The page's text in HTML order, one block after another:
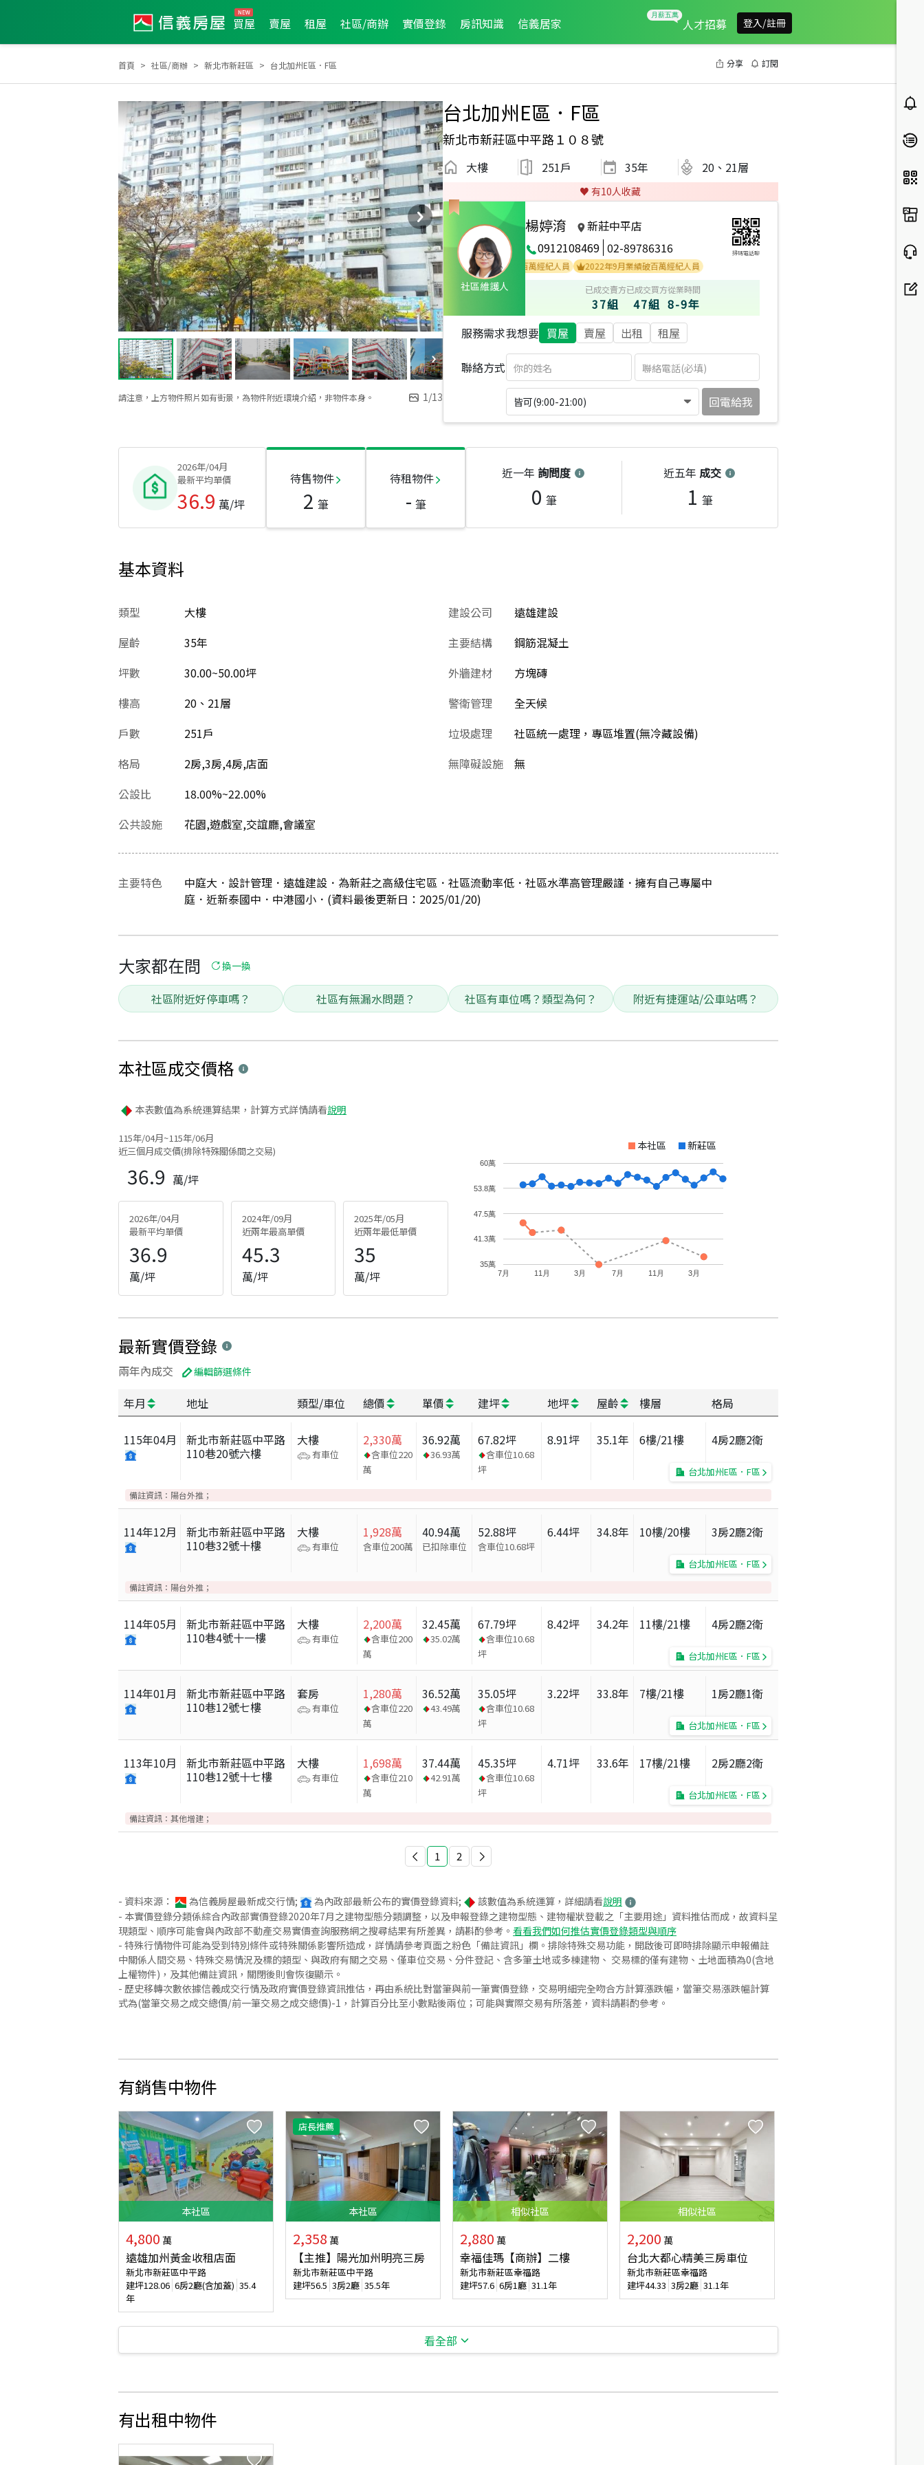
買屋 賣屋 租屋 社區/商辦 實價登錄 房訊知識 信義居家 人才招募 登入/註冊
首頁 社區/商辦 新北市新莊區 台北加州E區．F區 分享 訂閱
請注意，上方物件照片如有街景，為物件附近環境介紹，非物件本身。 1/13
台北加州E區．F區
新北市新莊區中平路１０８號
大樓 251戶 35年 20、21層
♥️ 有10人收藏
社區維護人
楊婷淯
新莊中平店
0912108469 02-89786316 掃碼電話聊
2022年9月區成件TOP1 2021年5月區成件TOP2 2021年4月區成件TOP2 2023年7月業績破百萬經紀人員
2022年9月業績破百萬經紀人員
已成交賣方
37組
已成交買方
47組
從業時間
8-9年
服務需求我想要 買屋 賣屋 出租 租屋
聯絡方式
皆可(9:00-21:00) 回電給我
2026年/04月
最新平均單價
36.9 萬/坪
待售物件
2 筆
待租物件
- 筆
近一年 詢問度
0 筆
近五年 成交
1 筆
基本資料
類型
大樓
屋齡
35年
坪數
30.00~50.00坪
樓高
20、21層
戶數
251戶
格局
2房,3房,4房,店面
公設比
18.00%~22.00%
建設公司
遠雄建設
主要結構
鋼筋混凝土
外牆建材
方塊磚
警衛管理
全天候
垃圾處理
社區統一處理，專區堆置(無冷藏設備)
無障礙設施
無
公共設施 花園,遊戲室,交誼廳,會議室
主要特色
中庭大．設計管理．遠雄建設．為新莊之高級住宅區．社區流動率低．社區水準高管理嚴謹．擁有自己專屬中
庭．近新泰國中．中港國小．(資料最後更新日：2025/01/20)
大家都在問 換一換
社區附近好停車嗎？ 社區有無漏水問題？ 社區有車位嗎？類型為何？ 附近有捷運站/公車站嗎？
本社區成交價格
本表數值為系統運算結果，計算方式詳情請看說明
115年/04月~115年/06月
近三個月成交價(排除特殊關係間之交易)
36.9 萬/坪
2026年/04月
最新平均單價
36.9
萬/坪
2024年/09月
近兩年最高單價
45.3
萬/坪
2025年/05月
近兩年最低單價
35
萬/坪
本社區 新莊區
7月 11月 3月 7月 11月 3月
35萬
41.3萬
47.5萬
53.8萬
60萬
最新實價登錄
兩年內成交 編輯篩選條件
年月 地址 類型/車位 總價 單價 建坪 地坪 屋齡 樓層 格局
115年04月
新北市新莊區中平路
110巷20號六樓
大樓
有車位
2,330萬
含車位220
萬
36.92萬
36.93萬
67.82坪
含車位10.68
坪
8.91坪 35.1年 6樓/21樓 4房2廳2衛
台北加州E區．F區
備註資訊： 陽台外推；
114年12月
新北市新莊區中平路
110巷32號十樓
大樓
有車位
1,928萬
含車位200萬
40.94萬
已扣除車位
52.88坪
含車位10.68坪
6.44坪 34.8年 10樓/20樓 3房2廳2衛
台北加州E區．F區
備註資訊： 陽台外推；
114年05月
新北市新莊區中平路
110巷4號十一樓
大樓
有車位
2,200萬
含車位200
萬
32.45萬
35.02萬
67.79坪
含車位10.68
坪
8.42坪 34.2年 11樓/21樓 4房2廳2衛
台北加州E區．F區
114年01月
新北市新莊區中平路
110巷12號七樓
套房
有車位
1,280萬
含車位220
萬
36.52萬
43.49萬
35.05坪
含車位10.68
坪
3.22坪 33.8年 7樓/21樓 1房2廳1衛
台北加州E區．F區
113年10月
新北市新莊區中平路
110巷12號十七樓
大樓
有車位
1,698萬
含車位210
萬
37.44萬
42.91萬
45.35坪
含車位10.68
坪
4.71坪 33.6年 17樓/21樓 2房2廳2衛
台北加州E區．F區
備註資訊： 其他增建；
1 2
- 資料來源： 為信義房屋最新成交行情; 為內政部最新公布的實價登錄資料; 該數值為系統運算，詳細請看說明
- 本實價登錄分類係綜合內政部實價登錄2020年7月之建物型態分類調整，以及申報登錄之建物型態、建物權狀登載之「主要用途」資料推估而成，故資料呈
現類型、順序可能會與內政部不動產交易實價查詢服務網之搜尋結果有所差異，請斟酌參考。 看看我們如何推估實價登錄類型與順序
- 特殊行情物件可能為受到特別條件或特殊關係影響所造成，詳情請參考頁面之粉色「備註資訊」欄。排除特殊交易功能，開啟後可即時排除顯示申報備註
中關係人間交易、特殊交易情況及標的類型、與政府有關之交易、僅車位交易、分件登記、含多筆土地或多棟建物、 交易標的僅有建物、土地面積為0(含地
上權物件)，及其他備註資訊，關閉後則會恢復顯示。
- 歷史移轉次數依據信義成交行情及政府實價登錄資訊推估，再由系統比對當筆與前一筆實價登錄，交易明細完全吻合方計算漲跌幅，當筆交易漲跌幅計算
式為(當筆交易之成交總價/前一筆交易之成交總價)-1，計算百分比至小數點後兩位；可能與實際交易有所落差，資料請斟酌參考。
有銷售中物件
本社區
4,800 萬
遠雄加州黃金收租店面
新北市新莊區中平路
建坪128.06 6房2廳(含加蓋) 35.4
年
店長推薦
本社區
2,358 萬
【主推】陽光加州明亮三房
新北市新莊區中平路
建坪56.5 3房2廳 35.5年
相似社區
2,880 萬
幸福佳瑪【商辦】二樓
新北市新莊區幸福路
建坪57.6 6房1廳 31.1年
相似社區
2,200 萬
台北大都心精美三房車位
新北市新莊區幸福路
建坪44.33 3房2廳 31.1年
看全部
有出租中物件